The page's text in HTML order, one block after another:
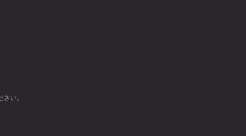
い。